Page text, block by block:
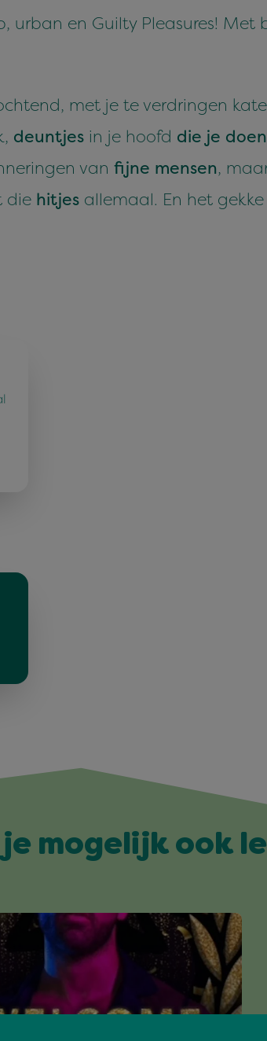
urban en Guilty Pleasures!
met je te verdringen
deuntjes in je hoofd die je
van fijne mensen,
die hitjes allemaal. En het
mogelijk ook